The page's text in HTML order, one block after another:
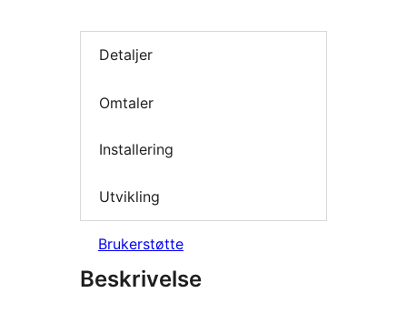
Detaljer
Omtaler
Installering
Utvikling
Brukerstøtte
Beskrivelse